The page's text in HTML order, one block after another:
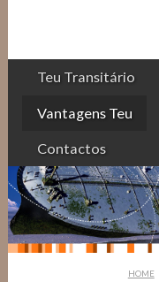
Teu Transitário
Vantagens Teu
Contactos
HOME